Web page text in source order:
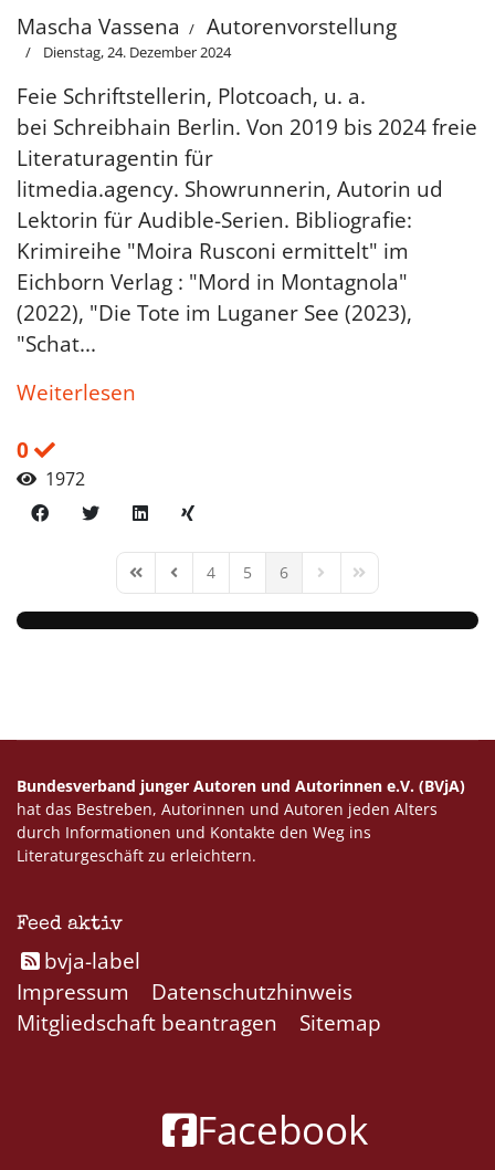
Mascha Vassena Autorenvorstellung
Dienstag, 24. Dezember 2024
Feie Schriftstellerin, Plotcoach, u. a.
bei Schreibhain Berlin. Von 2019 bis 2024 freie
Literaturagentin für
litmedia.agency. Showrunnerin, Autorin ud
Lektorin für Audible-Serien. Bibliografie:
Krimireihe "Moira Rusconi ermittelt" im
Eichborn Verlag : "Mord in Montagnola"
(2022), "Die Tote im Luganer See (2023),
"Schat...
Weiterlesen
0
1972
First PagePrevious Page
4 5 6 Next PageLast Page
Bundesverband junger Autoren und Autorinnen e.V. (BVjA)
hat das Bestreben, Autorinnen und Autoren jeden Alters
durch Informationen und Kontakte den Weg ins
Literaturgeschäft zu erleichtern.
Feed aktiv
bvja-label
Impressum
Datenschutzhinweis
Mitgliedschaft beantragen
Sitemap
Facebook